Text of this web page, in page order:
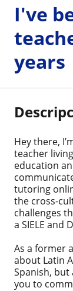
I've
years
Hey there,
teacher
education
tutoring
the cross-
challenges
a SIELE and
As a former
about Latin
Spanish,
you to